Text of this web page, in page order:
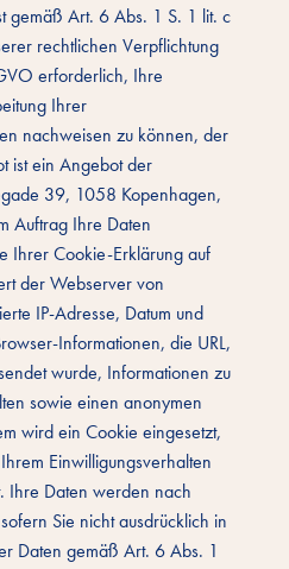
gemäß Art. 6 Abs. 1 S. 1 lit. c
rechtlichen Verpflichtung
erforderlich, Ihre
Ihrer
nachweisen zu können, der
ist ein Angebot der
39, 1058 Kopenhagen,
Auftrag Ihre Daten
Ihrer Cookie-Erklärung auf
der Webserver von
IP-Adresse, Datum und
Informationen, die URL,
wurde, Informationen zu
sowie einen anonymen
wird ein Cookie eingesetzt,
Einwilligungsverhalten
Ihre Daten werden nach
Sie nicht ausdrücklich in
Daten gemäß Art. 6 Abs. 1